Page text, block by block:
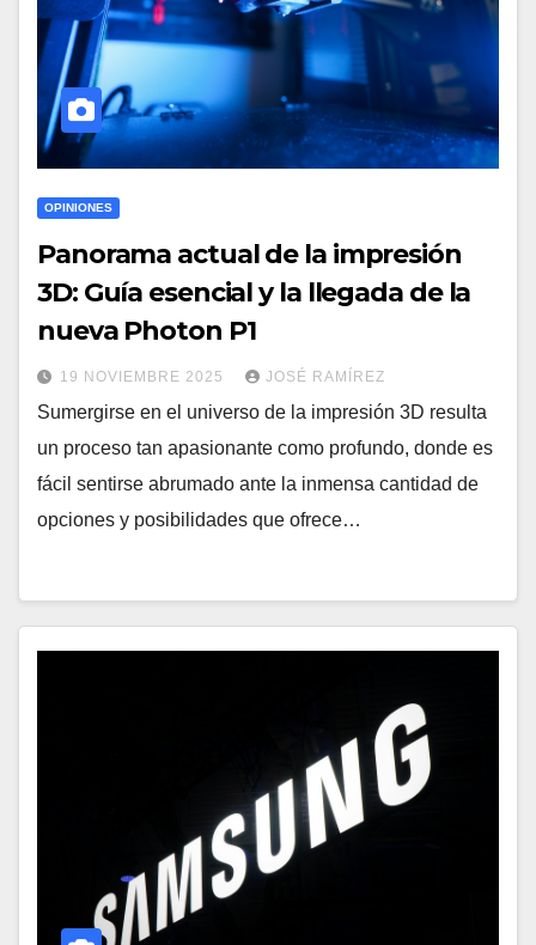
OPINIONES
Panorama actual de la impresión
3D: Guía esencial y la llegada de la
nueva Photon P1
19 NOVIEMBRE 2025 JOSÉ RAMÍREZ
Sumergirse en el universo de la impresión 3D resulta
un proceso tan apasionante como profundo, donde es
fácil sentirse abrumado ante la inmensa cantidad de
opciones y posibilidades que ofrece…